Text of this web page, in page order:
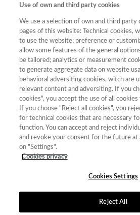
Año
Año Categoría
Puntuación
2023
Comunicación,
Información y
Documentación
Científica
25.34
2023
Ciencias
Políticas y
Sociología
35.92
Use of own and third party cookies
We use a selection of own and third party
pages of this website: Technical cookies,
to use the website; preference or
allow some features of the general
be tailored; analytics or measurement
to generate aggregate data on website
behavioral adversiting cookies, witch are
relevant content and adversiting. If you
cookies", you accept the use of all
If you choose "Reject all cookies", you
for technical cookies that are necessary
function. You can accept and reject
and revoke your consent for the future at
on "Settings".
Cookies privacy
Cookies Settings
Reject All